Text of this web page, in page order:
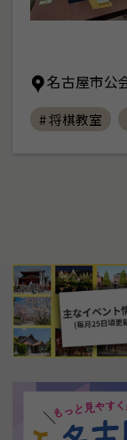
名古屋市公
# 将棋教室